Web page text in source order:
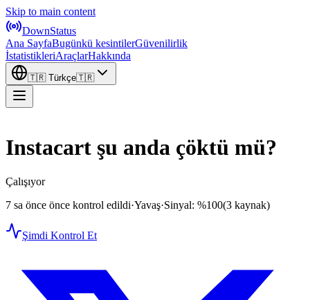
Skip to main content
DownStatus
Ana SayfaBugünkü kesintilerGüvenilirlik
İstatistikleriAraçlarHakkında
🇹🇷 Türkçe🇹🇷
Instacart şu anda çöktü mü?
Çalışıyor
7 sa önce önce kontrol edildi·Yavaş·Sinyal: %100(3 kaynak)
Şimdi Kontrol Et